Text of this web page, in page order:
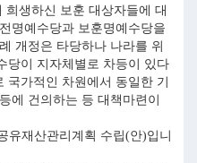
생하신 보훈 대상자들에 대
명예수당과 보훈명예수당을
개정은 타당하나 나라를 위
당이 지자체별로 차등이 있다
가적인 차원에서 동일한 기
에 건의하는 등 대책마련이
유재산관리계획 수립(안)입니